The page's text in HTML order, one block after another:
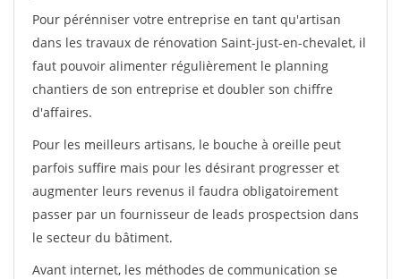
Pour pérénniser votre entreprise en tant qu'artisan
dans les travaux de rénovation Saint-just-en-chevalet, il
faut pouvoir alimenter régulièrement le planning
chantiers de son entreprise et doubler son chiffre
d'affaires.
Pour les meilleurs artisans, le bouche à oreille peut
parfois suffire mais pour les désirant progresser et
augmenter leurs revenus il faudra obligatoirement
passer par un fournisseur de leads prospectsion dans
le secteur du bâtiment.
Avant internet, les méthodes de communication se